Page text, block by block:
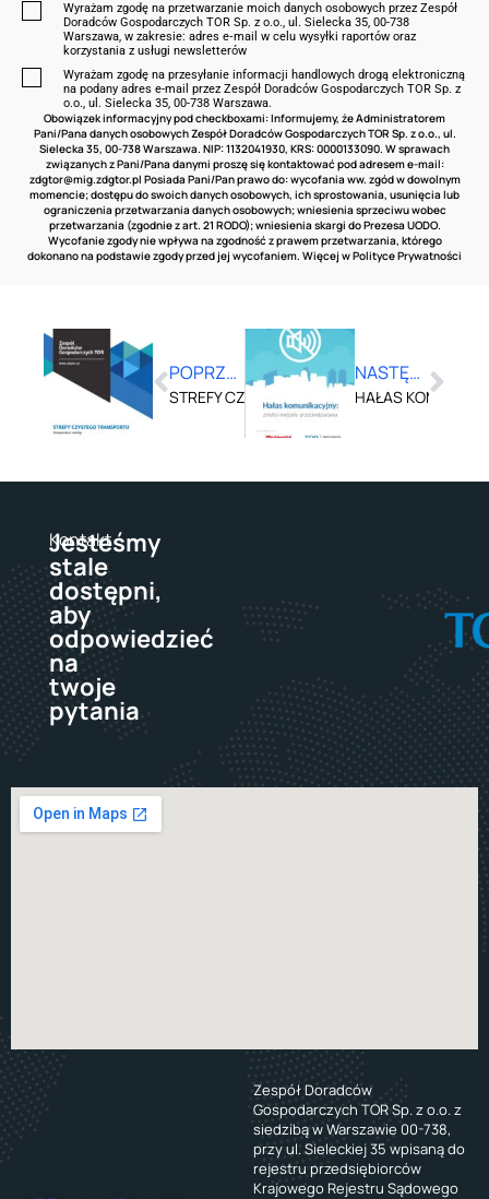
Wyrażam zgodę na przetwarzanie moich danych osobowych przez Zespół
Doradców Gospodarczych TOR Sp. z o.o., ul. Sielecka 35, 00-738
Warszawa, w zakresie: adres e‑mail w celu wysyłki raportów oraz
korzystania z usługi newsletterów
Wyrażam zgodę na przesyłanie informacji handlowych drogą elektroniczną
na podany adres e-mail przez Zespół Doradców Gospodarczych TOR Sp. z
o.o., ul. Sielecka 35, 00-738 Warszawa.
Obowiązek informacyjny pod checkboxami: Informujemy, że Administratorem
Pani/Pana danych osobowych Zespół Doradców Gospodarczych TOR Sp. z o.o., ul.
Sielecka 35, 00-738 Warszawa. NIP: 1132041930, KRS: 0000133090. W sprawach
związanych z Pani/Pana danymi proszę się kontaktować pod adresem e-mail:
zdgtor@mig.zdgtor.pl Posiada Pani/Pan prawo do: wycofania ww. zgód w dowolnym
momencie; dostępu do swoich danych osobowych, ich sprostowania, usunięcia lub
ograniczenia przetwarzania danych osobowych; wniesienia sprzeciwu wobec
przetwarzania (zgodnie z art. 21 RODO); wniesienia skargi do Prezesa UODO.
Wycofanie zgody nie wpływa na zgodność z prawem przetwarzania, którego
dokonano na podstawie zgody przed jej wycofaniem. Więcej wPolityce Prywatności
POPRZEDNI
STREFY CZYSTEGO TRANSPORTU –
NASTĘPNY
HAŁAS
Kontakt
Jesteśmy
stale
dostępni,
aby
odpowiedzieć
na
twoje
pytania
Zespół Doradców
Gospodarczych TOR Sp. z o.o. z
siedzibą w Warszawie 00-738,
przy ul. Sieleckiej 35 wpisaną do
rejestru przedsiębiorców
Krajowego Rejestru Sądowego